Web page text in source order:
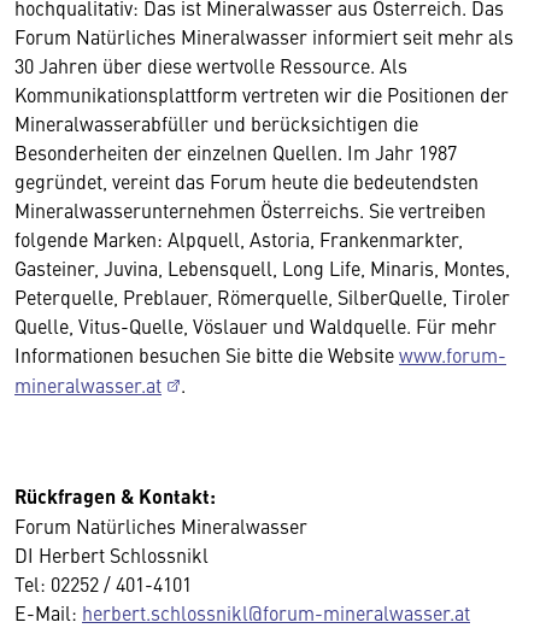
hochqualitativ: Das ist Mineralwasser aus Österreich. Das
Forum Natürliches Mineralwasser informiert seit mehr als
30 Jahren über diese wertvolle Ressource. Als
Kommunikationsplattform vertreten wir die Positionen der
Mineralwasserabfüller und berücksichtigen die
Besonderheiten der einzelnen Quellen. Im Jahr 1987
gegründet, vereint das Forum heute die bedeutendsten
Mineralwasserunternehmen Österreichs. Sie vertreiben
folgende Marken: Alpquell, Astoria, Frankenmarkter,
Gasteiner, Juvina, Lebensquell, Long Life, Minaris, Montes,
Peterquelle, Preblauer, Römerquelle, SilberQuelle, Tiroler
Quelle, Vitus-Quelle, Vöslauer und Waldquelle. Für mehr
Informationen besuchen Sie bitte die Websitewww.forum-
mineralwasser.at
.
Rückfragen & Kontakt:
Forum Natürliches Mineralwasser
DI Herbert Schlossnikl
Tel: 02252 / 401-4101
E-Mail: herbert.schlossnikl@forum-mineralwasser.at